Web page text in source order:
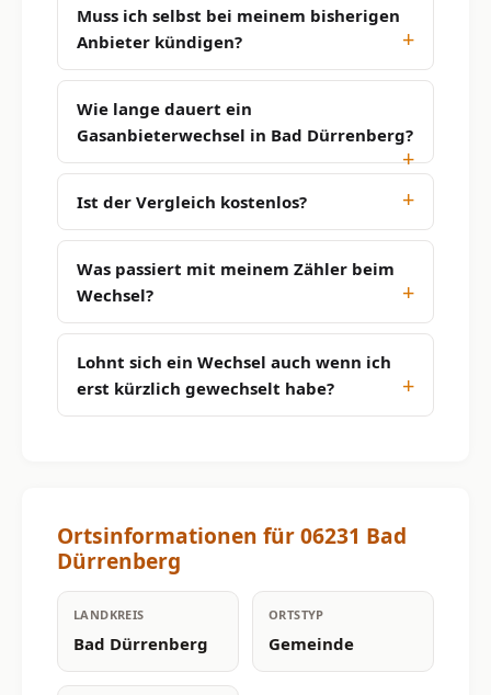
Muss ich selbst bei meinem bisherigen
Anbieter kündigen?
Wie lange dauert ein
Gasanbieterwechsel in Bad Dürrenberg?
Ist der Vergleich kostenlos?
Was passiert mit meinem Zähler beim
Wechsel?
Lohnt sich ein Wechsel auch wenn ich
erst kürzlich gewechselt habe?
Ortsinformationen für 06231 Bad
Dürrenberg
LANDKREIS
Bad Dürrenberg
ORTSTYP
Gemeinde